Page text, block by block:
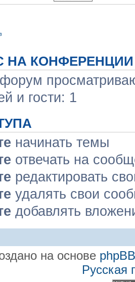
НА КОНФЕРЕНЦИИ
и гости: 1
начинать темы
отвечать на
редактировать
удалять свои
добавлять
на основе phpBB
Русская